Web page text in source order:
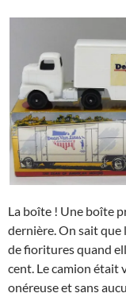
La boîte ! Une boîte
dernière. On sait que
de fioritures quand
cent. Le camion était
onéreuse et sans